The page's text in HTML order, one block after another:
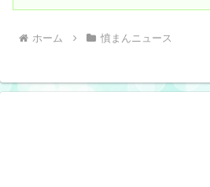
ホーム 憤まんニュース